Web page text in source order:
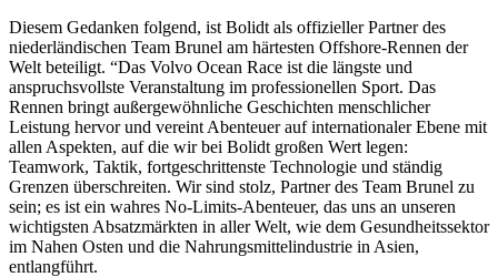
Diesem Gedanken folgend, ist Bolidt als offizieller Partner des
niederländischen Team Brunel am härtesten Offshore-Rennen der
Welt beteiligt. “Das Volvo Ocean Race ist die längste und
anspruchsvollste Veranstaltung im professionellen Sport. Das
Rennen bringt außergewöhnliche Geschichten menschlicher
Leistung hervor und vereint Abenteuer auf internationaler Ebene mit
allen Aspekten, auf die wir bei Bolidt großen Wert legen:
Teamwork, Taktik, fortgeschrittenste Technologie und ständig
Grenzen überschreiten. Wir sind stolz, Partner des Team Brunel zu
sein; es ist ein wahres No-Limits-Abenteuer, das uns an unseren
wichtigsten Absatzmärkten in aller Welt, wie dem Gesundheitssektor
im Nahen Osten und die Nahrungsmittelindustrie in Asien,
entlangführt.